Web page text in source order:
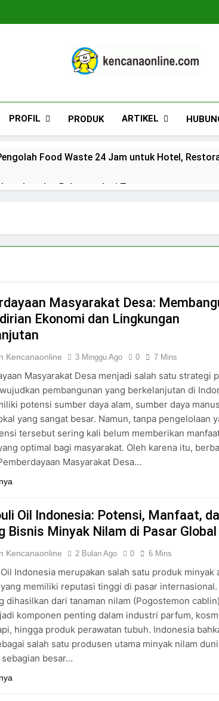
Kencana
PROFIL PRODUK ARTIKEL
Food Waste 24 Jam untuk Hotel,
dan Rekomendasi Terpercaya
Panduan Lengkap dan Rekomendasi
Lengkap dan Rekomendasi Terpercaya
Terpadu: Panduan Lengkap dan Rekomendasi
Terpadu: Panduan Lengkap dan Rekomendasi
untuk Pengelolaan Kawasan Industri yang
Indonesia untuk Mewujudkan Masa Depan
Masyarakat Desa:
Ekonomi dan Lingkungan
Kencanaonline 3 Minggu Ago 0 7 Mins
Masyarakat Desa menjadi salah satu strategi
pembangunan yang berkelanjutan di
potensi sumber daya alam, sumber daya
yang sangat besar. Namun, tanpa pengelolaan
tersebut sering kali belum memberikan
optimal bagi masyarakat. Oleh karena itu,
Masyarakat Desa…
Oil Indonesia: Potensi, Manfaat,
Bisnis Minyak Nilam di Pasar Global
Kencanaonline 2 Bulan Ago 0 6 Mins
Indonesia merupakan salah satu produk minyak
memiliki reputasi tinggi di pasar
dihasilkan dari tanaman nilam (Pogostemon
komponen penting dalam industri parfum,
hingga produk perawatan tubuh. Indonesia
salah satu produsen utama minyak nilam
besar…